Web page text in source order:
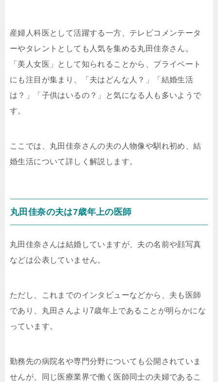
産婦人科医として活躍する一方、テレビコメンテータ
ーやタレントとしても人気を集める丸田佳奈さん。
「美人女医」として知られることから、プライベート
にも注目が集まり、「夫はどんな人？」「結婚生活
は？」「子供はいるの？」と気になる人も多いようで
す。
ここでは、丸田佳奈さんの夫の人物像や馴れ初め、結
婚生活について詳しく解説します。
丸田佳奈の夫は7歳年上の医師
丸田佳奈さんは結婚していますが、夫の名前や顔写真
などは公表していません。
ただし、これまでのインタビューなどから、夫も医師
であり、丸田さんより7歳年上であることが明らかにな
っています。
勤務先の病院名や専門分野についても公開されていま
せんが、同じ医療業界で働く医師同士の夫婦であるこ